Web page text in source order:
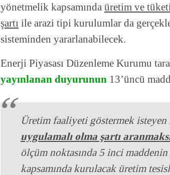
yönetmelik kapsamında üretim ve
şartı ile arazi tipi kurulumlar da
sisteminden yararlanabilecek.
Enerji Piyasası Düzenleme Kurumu
yayınlanan duyurunun 13’üncü
Üretim faaliyeti göstermek isteyen
uygulamalı olma şartı
ölçüm noktasında 5 inci
kapsamında kurulacak üretim